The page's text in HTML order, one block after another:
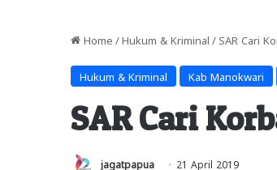
Home / Hukum & Kriminal / SAR Cari
Hukum & Kriminal Kab Manokwari
SAR Cari
jagatpapua 21 April 2019